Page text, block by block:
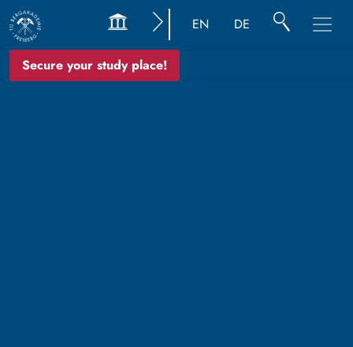
Secure your study place!
EN DE